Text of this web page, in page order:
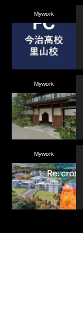
Mywork
Mywork
Mywork